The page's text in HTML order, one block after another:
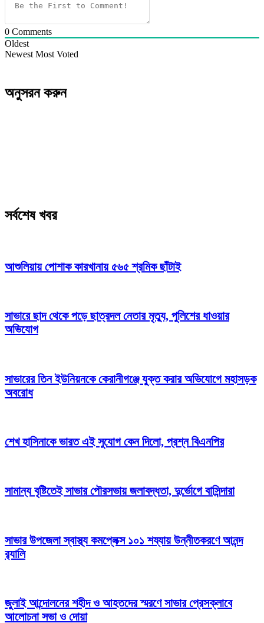
0 Comments
Oldest
Newest Most Voted
অনুসরন করুন
সর্বশেষ খবর
আশুলিয়ায় পোশাক কারখানায় ৫৬৫ শ্রমিক ছাঁটাই
সাভারে ছাদ থেকে পড়ে ছাত্রদল নেতার মৃত্যু, পুলিশের ধাওয়ার
অভিযোগ
সাভারের তিন ইউনিয়নকে কেরানীগঞ্জে যুক্ত করার অভিযোগে মহাসড়ক
অবরোধ
শেখ হাসিনাকে ভারত এই সুযোগ কেন দিলো, প্রশ্ন বিএনপির
সামান্য বৃষ্টিতেই সাভার পৌরসভায় জলাবদ্ধতা, দুর্ভোগে বাসিন্দারা
সাভার উপজেলা স্বাস্থ্য কমপ্লেক্স ১০১ শয্যায় উন্নীতকরণে আনন্দ
র‍্যালি
জুলাই আন্দোলনের শহীদ ও আহতদের স্মরণে সাভার প্রেসক্লাবে
আলোচনা সভা ও দোয়া